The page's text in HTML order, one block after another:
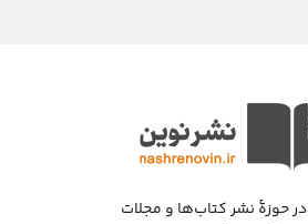
نشر نوین از سال ۱۳۹۲ در حوزهٔ نشر کتاب‌ها و مجلات